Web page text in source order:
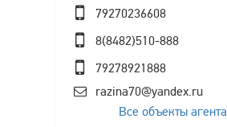
79270236608
8(8482)510-888
79278921888
razina70@yandex.ru
Все объекты агента